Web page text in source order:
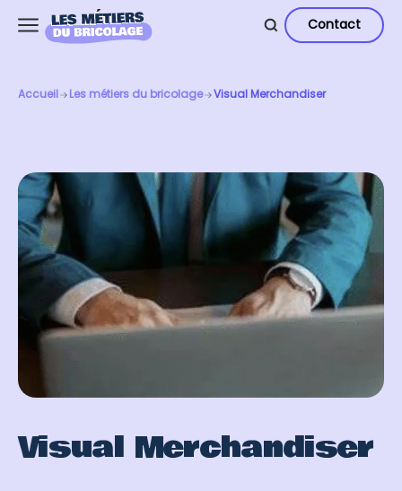
Contact
Accueil Les métiers du bricolage Visual Merchandiser
Visual Merchandiser